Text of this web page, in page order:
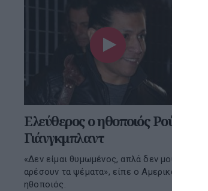
Ελεύθερος ο ηθοποιός Ρούντι
Γιάνγκμπλαντ
«Δεν είμαι θυμωμένος, απλά δεν μου
αρέσουν τα ψέματα», είπε ο Αμερικανός
ηθοποιός.